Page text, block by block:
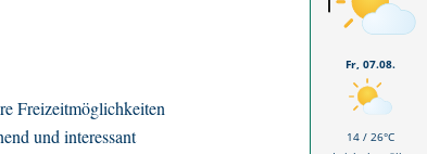
Freizeitmöglichkeiten
und interessant
Fr, 07.08.
14 / 26°C